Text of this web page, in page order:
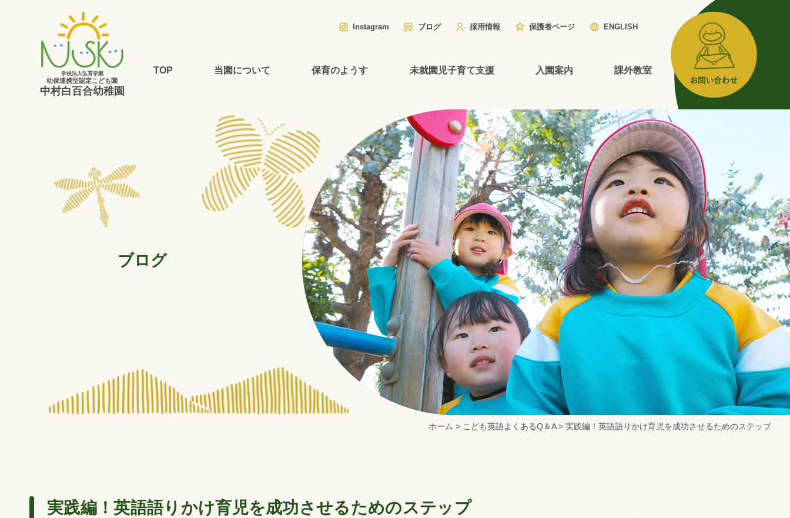
学校法人弘育学園
幼保連携型認定こども園
中村白百合幼稚園
Instagram ブログ 採用情報 保護者ページ ENGLISH
TOP 当園について 保育のようす 未就園児子育て支援 入園案内 課外教室
ブログ
ホーム > こども英語よくあるQ＆A> 実践編！英語語りかけ育児を成功させるためのステップ
実践編！英語語りかけ育児を成功させるためのステップ